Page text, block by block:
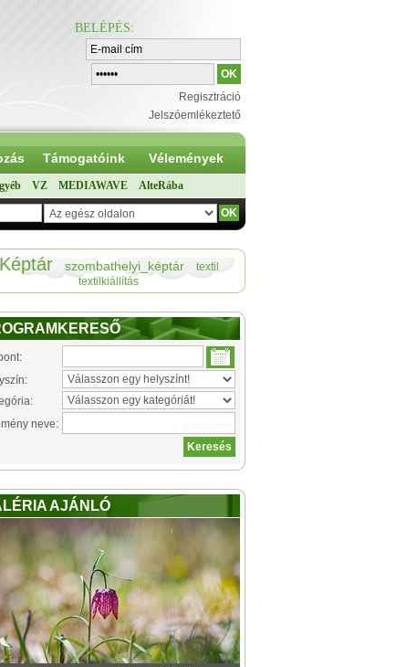
BELÉPÉS:
Regisztráció
Jelszóemlékeztető
Támogatóink Vélemények
VZ MEDIAWAVE AlteRába
Képtár szombathelyi_képtár
textil
textilkiállítás
neve:
AJÁNLÓ